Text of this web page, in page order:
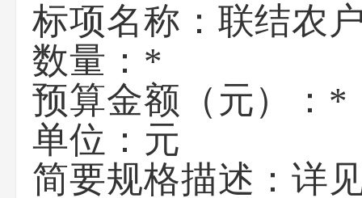
标项名称： 联结农
数量： *
预算金额（元）： *
单位： 元
简要规格描述：详